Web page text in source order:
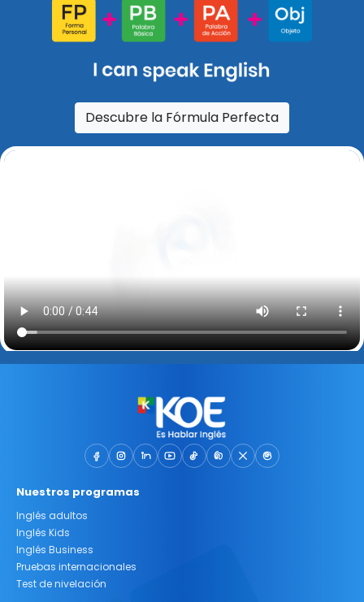
Descubre la Fórmula Perfecta
Nuestros programas
Inglés adultos
Inglés Kids
Inglés Business
Pruebas internacionales
Test de nivelación